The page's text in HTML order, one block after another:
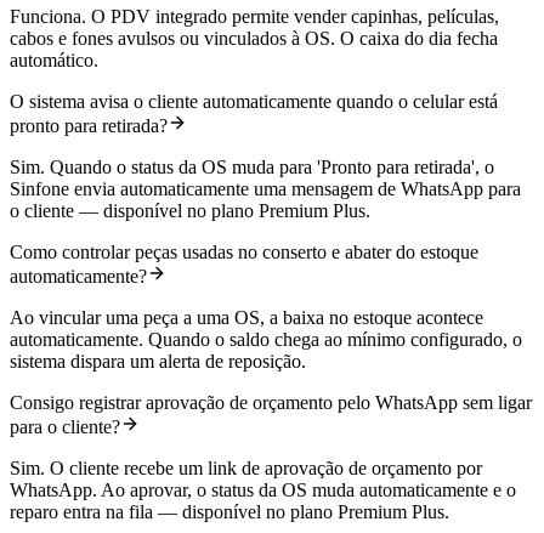
Funciona. O PDV integrado permite vender capinhas, películas,
cabos e fones avulsos ou vinculados à OS. O caixa do dia fecha
automático.
O sistema avisa o cliente automaticamente quando o celular está
pronto para retirada?
Sim. Quando o status da OS muda para 'Pronto para retirada', o
Sinfone envia automaticamente uma mensagem de WhatsApp para
o cliente — disponível no plano Premium Plus.
Como controlar peças usadas no conserto e abater do estoque
automaticamente?
Ao vincular uma peça a uma OS, a baixa no estoque acontece
automaticamente. Quando o saldo chega ao mínimo configurado, o
sistema dispara um alerta de reposição.
Consigo registrar aprovação de orçamento pelo WhatsApp sem ligar
para o cliente?
Sim. O cliente recebe um link de aprovação de orçamento por
WhatsApp. Ao aprovar, o status da OS muda automaticamente e o
reparo entra na fila — disponível no plano Premium Plus.